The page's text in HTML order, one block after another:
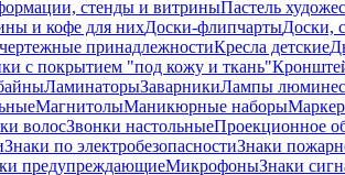
стенды и витриныПастель
и кофе для нихДоски-флипчартыДоски,
принадлежностиКресла детские
с покрытием "под кожу и ткань"
ЛаминаторыЗаварникиЛампы
МагнитолыМаникюрные наборы
волосЗвонки настольныеПроекционное
Знаки по электробезопасностиЗнаки
предупреждающиеМикрофоныЗнаки